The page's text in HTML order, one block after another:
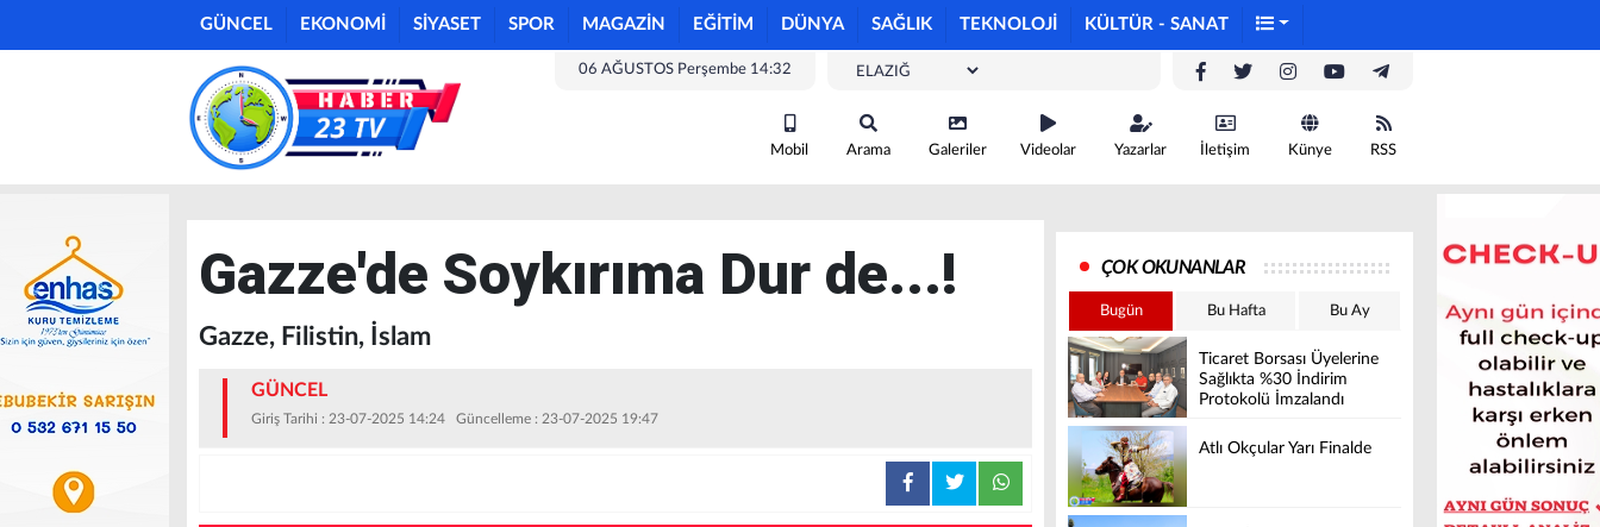
GÜNCEL EKONOMİ SİYASET SPOR MAGAZİN EĞİTİM DÜNYA SAĞLIK TEKNOLOJİ KÜLTÜR - SANAT
06 AĞUSTOS Perşembe 14:32
Mobil Arama Galeriler Videolar Yazarlar İletişim Künye RSS
Gazze'de Soykırıma Dur de...!
Gazze, Filistin, İslam
GÜNCEL
Giriş Tarihi : 23-07-2025 14:24 Güncelleme : 23-07-2025 19:47
ÇOK OKUNANLAR
Bugün Bu Hafta Bu Ay
Ticaret Borsası Üyelerine
Sağlıkta %30 İndirim
Protokolü İmzalandı
Atlı Okçular Yarı Finalde